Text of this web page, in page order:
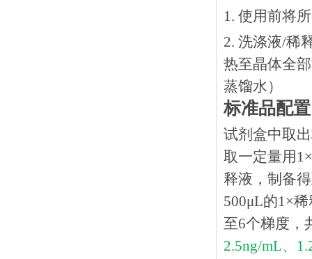
1. 使用前将
2. 洗涤液/稀
热⾄晶体全
蒸馏水）
标准品配置
试剂盒中取
取一定量用
释液，制备
500μL的1×
至6个梯度，
2.5ng/mL、